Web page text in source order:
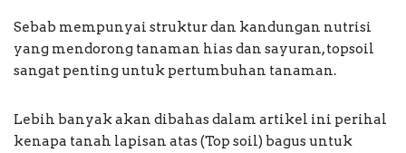
Sebab mempunyai struktur dan kandungan nutrisi
yang mendorong tanaman hias dan sayuran, topsoil
sangat penting untuk pertumbuhan tanaman.
Lebih banyak akan dibahas dalam artikel ini perihal
kenapa tanah lapisan atas (Top soil) bagus untuk